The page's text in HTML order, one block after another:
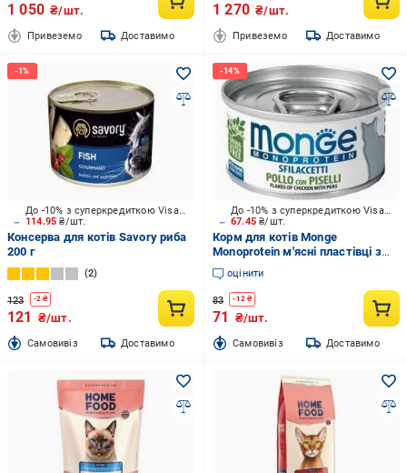
1 050 ₴/шт.
Привеземо Доставимо
1 270 ₴/шт.
Привеземо Доставимо
114.95₴/шт.
До -10% з суперкредиткою Visa Вигода
Консерва для котів Savory риба
200 г
2
123 -2 ₴
121 ₴/шт.
Cамовивіз Доставимо
67.45₴/шт.
До -10% з суперкредиткою Visa Вигода
Корм для котів Monge
Monoprotein м'ясні пластівці з
курки та горошком 80 г
оцінити
83 -12₴
71 ₴/шт.
Cамовивіз Доставимо